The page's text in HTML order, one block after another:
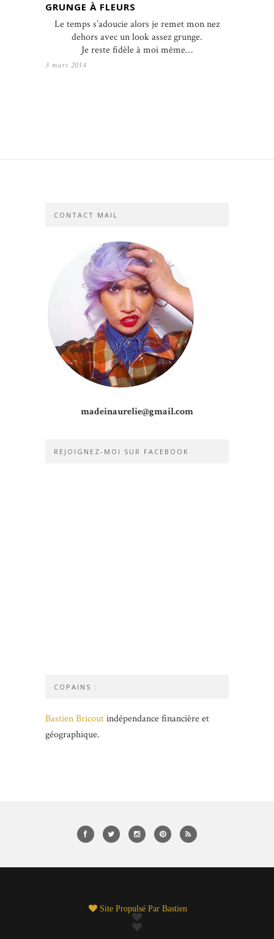
GRUNGE À FLEURS
Le temps s’adoucie alors je remet mon nez
dehors avec un look assez grunge.
Je reste fidèle à moi même…
3 mars 2014
CONTACT MAIL
madeinaurelie@gmail.com
REJOIGNEZ-MOI SUR FACEBOOK
COPAINS :
Bastien Bricoutindépendance financière et
géographique.
Site Propulsé Par Bastien